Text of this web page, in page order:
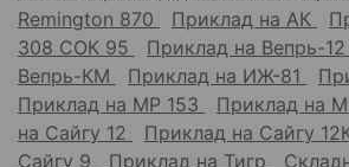
Remington 870
Приклад на АК
308 СОК 95
Приклад на Вепрь-12
Вепрь-КМ
Приклад на ИЖ-81
Приклад на МР 153
Приклад на
на Сайгу 12
Приклад на Сайгу
Сайгу 9
Приклад на Тигр